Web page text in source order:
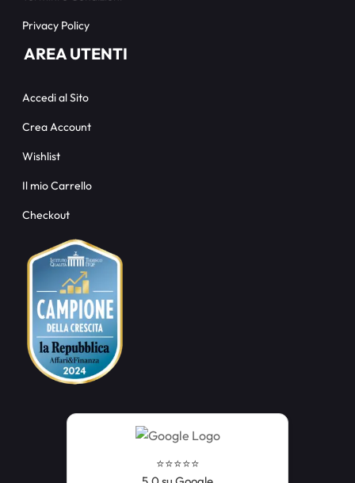
Privacy Policy
AREA UTENTI
Accedi al Sito
Crea Account
Wishlist
Il mio Carrello
Checkout
⭐️⭐️⭐️⭐️⭐️